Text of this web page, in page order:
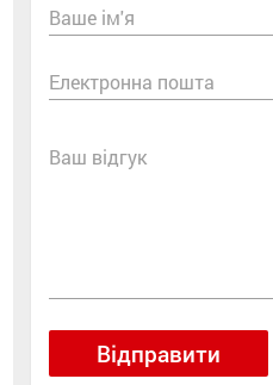
Ваше ім'я
Електронна пошта
Ваш відгук
Відправити